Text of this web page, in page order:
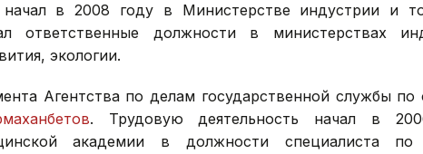
начал в 2008 году в Министерстве индустрии и
ответственные должности в министерствах
экологии.
Агентства по делам государственной службы по
. Трудовую деятельность начал в
академии в должности специалиста по